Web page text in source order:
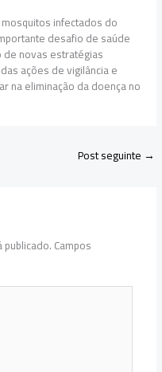
infectados do
desafio de saúde
de novas estratégias
ações de vigilância e
na eliminação da doença no
Post seguinte →
Campos